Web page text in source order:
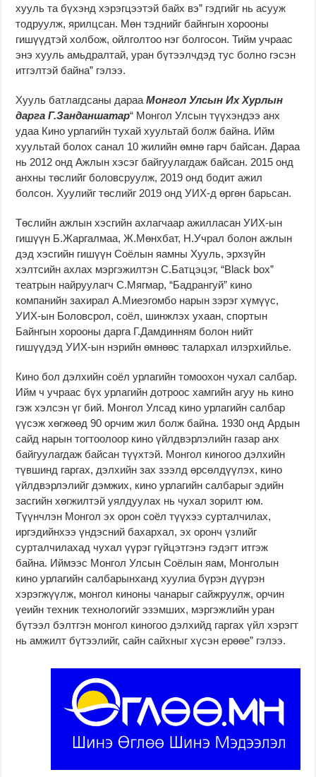
хууль та бүхэнд хэрэгцээтэй байх вэ” гэдгийг нь асууж
тодруулж, ярилцсан. Мөн тэднийг байнгын хорооны
гишүүдтэй холбож, ойлголтоо нэг болгосон. Тийм учраас
энэ хууль амьдралтай, уран бүтээлчдэд тус болно гэсэн
итгэлтэй байна” гэлээ.
Хууль батлагдсаны дарааМонгол Улсын Их Хурлын
дарга Г.Занданшатар“ Монгол Улсын түүхэндээ анх
удаа Кино урлагийн тухай хуультай болж байна. Ийм
хуультай болох санал 10 жилийн өмнө гарч байсан. Дараа
нь 2012 онд Ажлын хэсэг байгуулагдаж байсан. 2015 онд
анхны төслийг боловсруулж, 2019 онд бодит ажил
болсон. Хуулийг төслийг 2019 онд УИХ-д өргөн барьсан.
Төслийн ажлын хэсгийн ахлагчаар ажилласан УИХ-ын
гишүүн Б.Жаргалмаа, Ж.Мөнхбат, Н.Учрал болон ажлын
дэд хэсгийн гишүүн Соёлын яамны Хууль, эрхзүйн
хэлтсийн ахлах мэргэжилтэн С.Батцэцэг, “Black box”
театрын найруулагч С.Мягмар, “Бадрангуй” кино
компанийн захирал А.Миеэгомбо нарын зэрэг хүмүүс,
УИХ-ын Боловсрол, соёл, шинжлэх ухаан, спортын
Байнгын хорооны дарга Г.Дамдинням болон нийт
гишүүдэд УИХ-ын нэрийн өмнөөс талархал илэрхийлье.
Кино бол дэлхийн соёл урлагийн томоохон чухал салбар.
Ийм ч учраас бүх урлагийн дотроос хамгийн агуу нь кино
гэж хэлсэн үг бий. Монгол Улсад кино урлагийн салбар
үүсэж хөгжөөд 90 орчим жил болж байна. 1930 онд Ардын
сайд нарын тогтоолоор кино үйлдвэрлэлийн газар анх
байгуулагдаж байсан түүхтэй. Монгол киногоо дэлхийн
түвшинд гаргах, дэлхийн зах зээлд өрсөлдүүлэх, кино
үйлдвэрлэлийг дэмжих, кино урлагийн салбарыг эдийн
засгийн хөгжилтэй уялдуулах нь чухал зорилт юм.
Түүнчлэн Монгол эх орон соёл түүхээ сурталчилах,
иргэдийнхээ үндэсний бахархал, эх оронч үзлийг
сурталчилахад чухал үүрэг гүйцэтгэнэ гэдэгт итгэж
байна. Иймээс Монгол Улсын Соёлын яам, Монголын
кино урлагийн салбарынханд хуулиа бүрэн дүүрэн
хэрэгжүүлж, монгол киноны чанарыг сайжруулж, орчин
үеийн техник технологийг эзэмших, мэргэжлийн уран
бүтээл бэлтгэн монгол киногоо дэлхийд гаргах үйл хэрэгт
нь амжилт бүтээлийг, сайн сайхныг хүсэн ерөөе” гэлээ.